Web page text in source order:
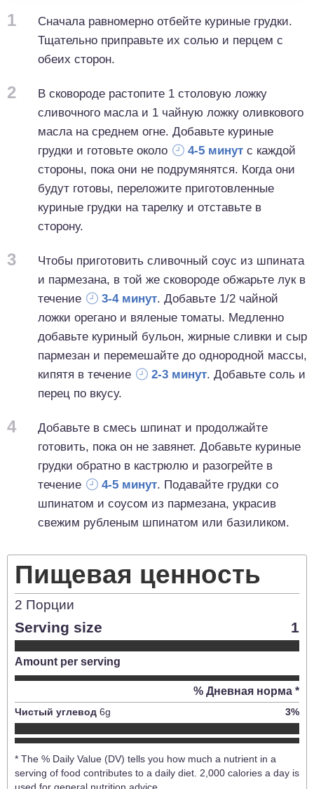
1
Сначала равномерно отбейте куриные грудки.
Тщательно приправьте их солью и перцем с
обеих сторон.
2
В сковороде растопите 1 столовую ложку
сливочного масла и 1 чайную ложку оливкового
масла на среднем огне. Добавьте куриные
грудки и готовьте около
4-5 минут с каждой
стороны, пока они не подрумянятся. Когда они
будут готовы, переложите приготовленные
куриные грудки на тарелку и отставьте в
сторону.
3
Чтобы приготовить сливочный соус из шпината
и пармезана, в той же сковороде обжарьте лук в
течение
3-4 минут. Добавьте 1/2 чайной
ложки орегано и вяленые томаты. Медленно
добавьте куриный бульон, жирные сливки и сыр
пармезан и перемешайте до однородной массы,
кипятя в течение
2-3 минут. Добавьте соль и
перец по вкусу.
4
Добавьте в смесь шпинат и продолжайте
готовить, пока он не завянет. Добавьте куриные
грудки обратно в кастрюлю и разогрейте в
течение
4-5 минут. Подавайте грудки со
шпинатом и соусом из пармезана, украсив
свежим рубленым шпинатом или базиликом.
Пищевая ценность
2 Порции
Serving size 1
Amount per serving
% Дневная норма *
Чистый углевод 6g 3%
* The % Daily Value (DV) tells you how much a nutrient in a
serving of food contributes to a daily diet. 2,000 calories a day is
used for general nutrition advice.